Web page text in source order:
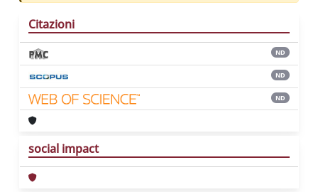
Citazioni
ND
ND
ND
social impact